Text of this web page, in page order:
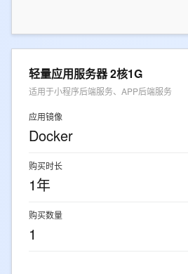
轻量应用服务器 2核1G
适用于小程序后端服务、APP后端服务
应用镜像
Docker
购买时长
1年
购买数量
1